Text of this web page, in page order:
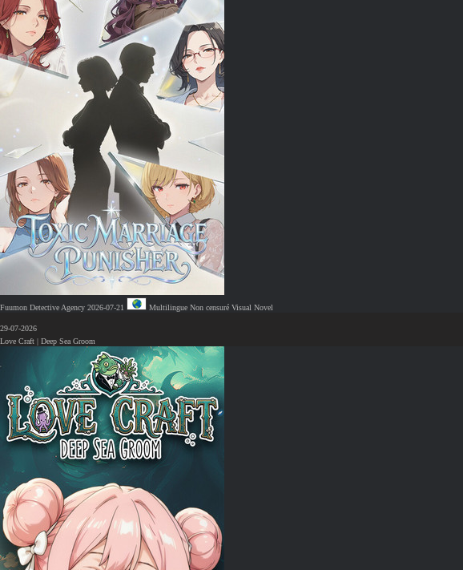
Fuumon Detective Agency 2026-07-21 Multilingue Non censuré Visual Novel
29-07-2026
Love Craft | Deep Sea Groom